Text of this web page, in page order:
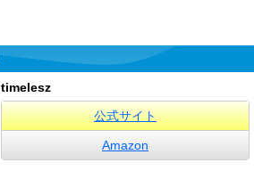
timelesz
公式サイト
Amazon